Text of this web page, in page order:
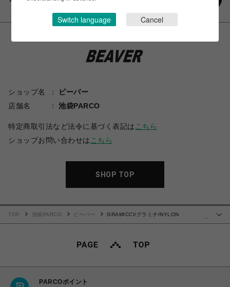
ショップ名
ビーバー
店舗名
池袋PARCO
特定商取引法など法令に基づく表記は こちら
ショップお問い合わせは こちら
SHOP TOP
TOP 池袋PARCO ビーバー
GRAMICCI/グラミチ/NYLON
PARCOポイント
Switch language Cancel